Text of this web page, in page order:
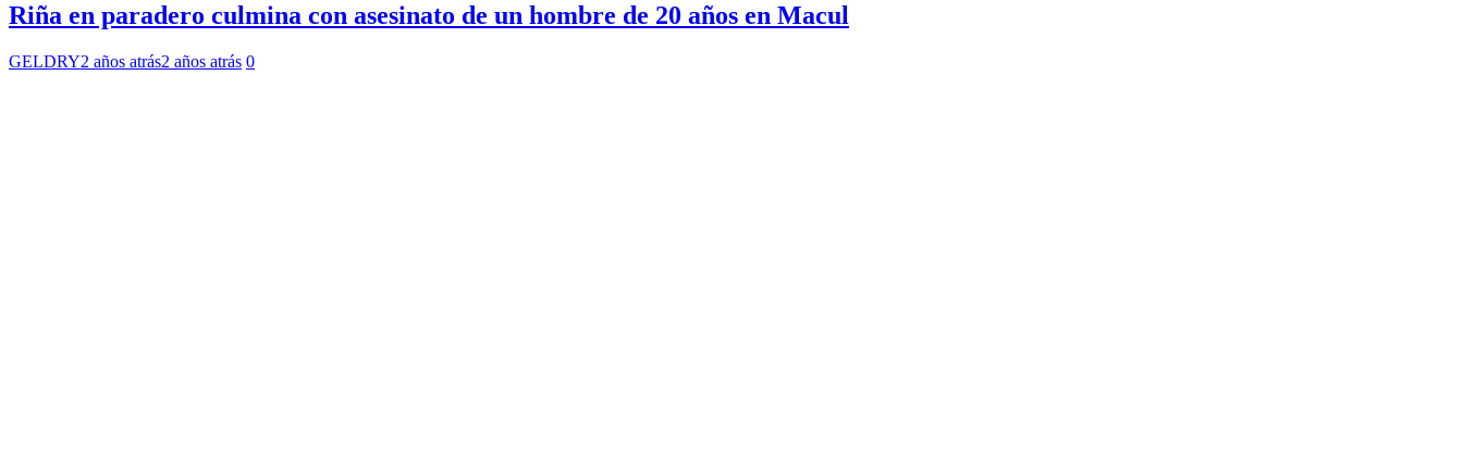
Riña en paradero culmina con asesinato de un hombre de 20 años en Macul
GELDRY2 años atrás2 años atrás 0